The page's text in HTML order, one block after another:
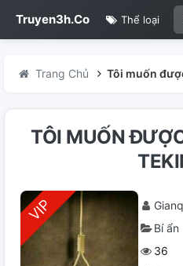
Truyen3h.Co Thể loại
Trang Chủ Tôi muốn
TÔI MUỐN
Bí ẩn
36